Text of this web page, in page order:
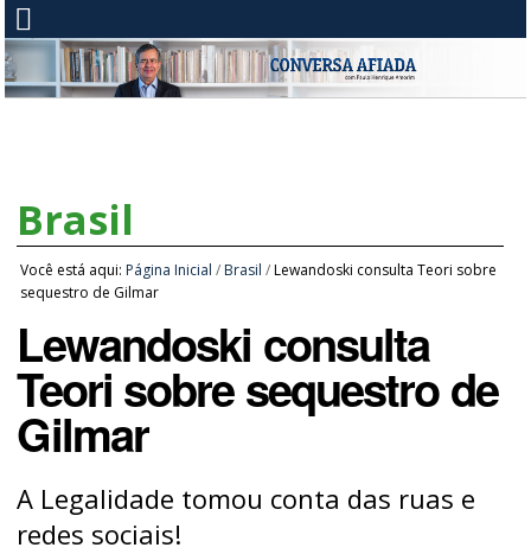
Brasil
Você está aqui: Página Inicial / Brasil /Lewandoski consulta Teori sobre
sequestro de Gilmar
Lewandoski consulta
Teori sobre sequestro de
Gilmar
A Legalidade tomou conta das ruas e
redes sociais!